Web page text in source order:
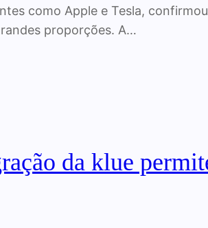
como Apple e Tesla,
proporções. A…
da klue